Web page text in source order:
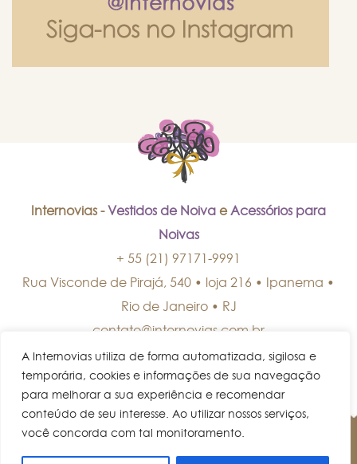
A Internovias utiliza de forma automatizada, sigilosa e
temporária, cookies e informações de sua navegação
para melhorar a sua experiência e recomendar
conteúdo de seu interesse. Ao utilizar nossos serviços,
você concorda com tal monitoramento.
Internovias - Vestidos de Noiva e Acessórios para
Noivas
+ 55 (21) 97171-9991
Rua Visconde de Pirajá, 540 • loja 216 • Ipanema •
Rio de Janeiro• RJ
contato@internovias.com.br